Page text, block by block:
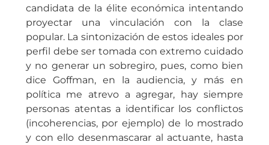
candidata de la élite económica intentando
proyectar una vinculación con la clase
popular. La sintonización de estos ideales por
perfil debe ser tomada con extremo cuidado
y no generar un sobregiro, pues, como bien
dice Goffman, en la audiencia, y más en
política me atrevo a agregar, hay siempre
personas atentas a identificar los conflictos
(incoherencias, por ejemplo) de lo mostrado
y con ello desenmascarar al actuante, hasta